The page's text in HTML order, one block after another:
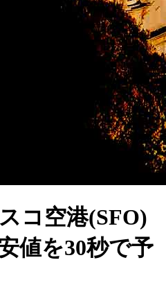
コ空港(SFO)
値を30秒で予